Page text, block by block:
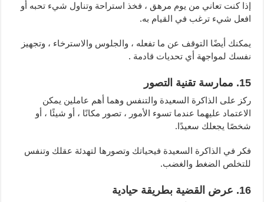
إذا كنت تعاني من يوم مرهق ، فخذ استراحة وتناول شيء تحبه أو
افعل شيء ترغب في القيام به.
يمكنك أيضًا التوقف عن ما تفعله ، والجلوس والاسترخاء ، وتجهيز
نفسك لمواجهة أي تحديات قادمة .
15. ممارسة تقنية التصور
ركز على الذاكرة السعيدة والتنفس وهما أهم عاملين يمكن
الاعتماد عليهما عندما تسوء الأمور ، تصور مكانًا ، أو شيئًا ، أو
شخصًا يجعلك سعيدًا.
فكر في الذاكرة السعيدة فيحياتك وتصورها لتهدئة عقلك وتنفس
للتخلص الضغط والغضب.
16. عرض القضية بطريقة حيادية